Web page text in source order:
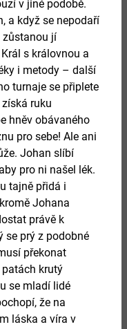
v jiné podobě.
a když se nepodaří
zůstanou jí
s královnou a
i metody – další
turnaje se připlete
ruku
hněv obávaného
pro sebe! Ale ani
Johan slíbí
pro ni našel lék.
tajně přidá i
Johana
právě k
se prý z podobné
překonat
krutý
se mladí lidé
že na
láska a víra v